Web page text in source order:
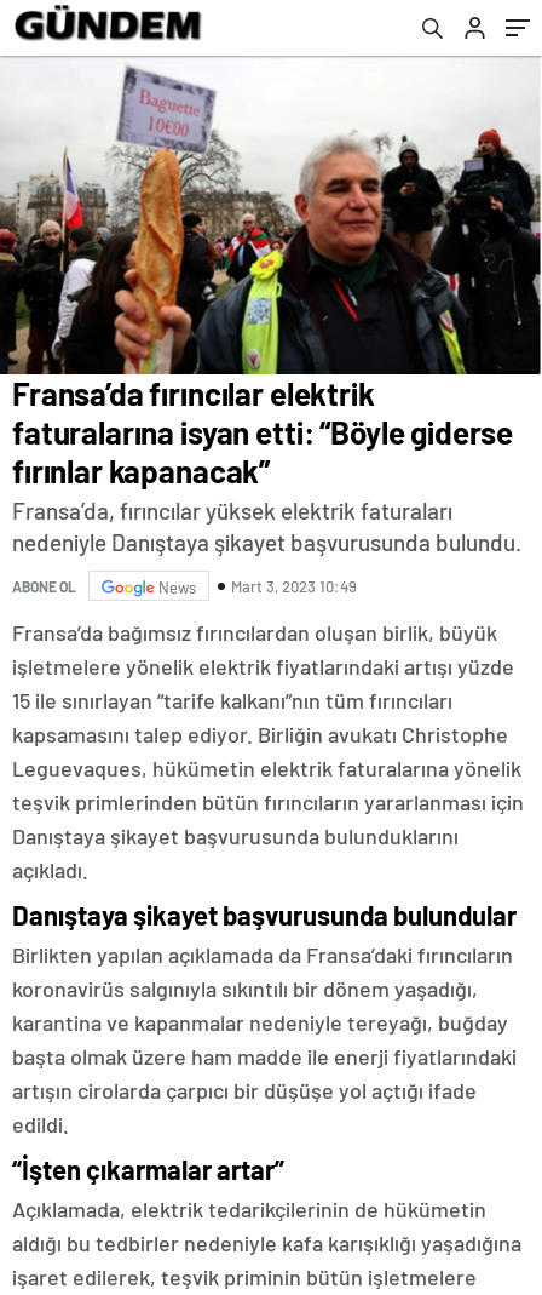
Fransa’da fırıncılar elektrik
faturalarına isyan etti: “Böyle giderse
fırınlar kapanacak”
Fransa’da, fırıncılar yüksek elektrik faturaları
nedeniyle Danıştaya şikayet başvurusunda bulundu.
ABONE OL News Mart 3, 2023 10:49
Fransa’da bağımsız fırıncılardan oluşan birlik, büyük
işletmelere yönelik elektrik fiyatlarındaki artışı yüzde
15 ile sınırlayan “tarife kalkanı”nın tüm fırıncıları
kapsamasını talep ediyor. Birliğin avukatı Christophe
Leguevaques, hükümetin elektrik faturalarına yönelik
teşvik primlerinden bütün fırıncıların yararlanması için
Danıştaya şikayet başvurusunda bulunduklarını
açıkladı.
Danıştaya şikayet başvurusunda bulundular
Birlikten yapılan açıklamada da Fransa’daki fırıncıların
koronavirüs salgınıyla sıkıntılı bir dönem yaşadığı,
karantina ve kapanmalar nedeniyle tereyağı, buğday
başta olmak üzere ham madde ile enerji fiyatlarındaki
artışın cirolarda çarpıcı bir düşüşe yol açtığı ifade
edildi.
“İşten çıkarmalar artar”
Açıklamada, elektrik tedarikçilerinin de hükümetin
aldığı bu tedbirler nedeniyle kafa karışıklığı yaşadığına
işaret edilerek, teşvik priminin bütün işletmelere